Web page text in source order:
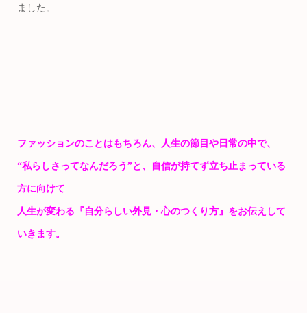
ました。
ファッションのことはもちろん、人生の節目や日常の中で、
“私らしさってなんだろう”と、自信が持てず立ち止まっている
方に向けて
人生が変わる『自分らしい外見・心のつくり方』をお伝えして
いきます。